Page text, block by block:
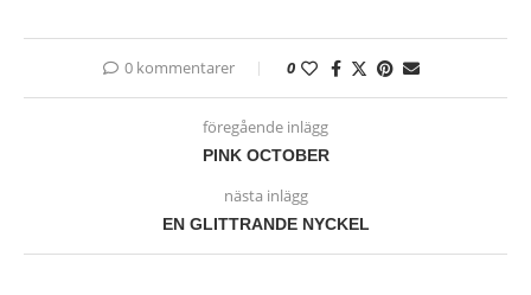
0 kommentarer 0
föregående inlägg
PINK OCTOBER
nästa inlägg
EN GLITTRANDE NYCKEL